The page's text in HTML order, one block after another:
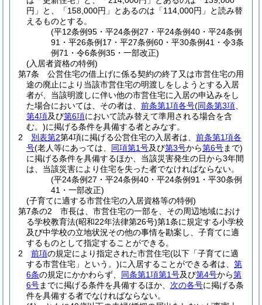
円」と、「158,000円」とあるのは「114,000円」と読み替
えるものとする。
(平12条例95・平24条例27・平24条例40・平24条例
91・平26条例17・平27条例60・平30条例41・令3条
例71・令6条例35・一部改正)
(入居者資格の特例)
第7条
公営住宅の借上げに係る契約の終了又は市営住宅の用
途の廃止により当該市営住宅の明渡しをしようとする入居
者が、当該明渡しに伴い他の市営住宅に入居の申込みをし
た場合においては、その者は、 前条第1項各号(同条第3項
第4項及び第6項において読み替えて準用される場合を含
む。)に掲げる条件を具備する者とみなす。
2
別表第2第4項に掲げる公営住宅の入居者は、 前条第1項各
号(老人等にあっては、 同項第1号及び第3号から第6号まで)
に掲げる条件を具備するほか、当該災害発生の日から3年間
は、当該災害により住宅を失った者でなければならない。
(平24条例27・平24条例40・平24条例91・平30条例
41・一部改正)
(子育てに適する市営住宅の入居資格等の特例)
第7条の2
市長は、市営住宅の一部を、その周辺地域におけ
る学校教育法(昭和22年法律第26号)第1条に規定する小学校
及び中学校の立地状況その他の事情を勘案し、子育てに適
するものとして指定することができる。
2
前項の規定により指定された市営住宅(以下「子育てに適
する市営住宅」という。)に入居することができる者は、 第
6条の規定にかかわらず、 同条第1項第1号及び第4号から第
6号までに掲げる条件を具備するほか、 次の各号に掲げる条
件を具備する者でなければならない。